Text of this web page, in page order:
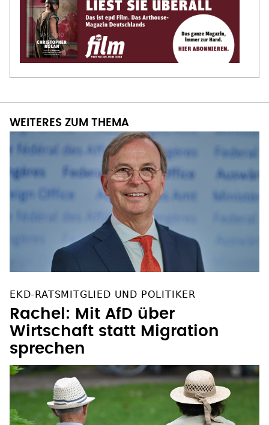
WEITERES ZUM THEMA
EKD-RATSMITGLIED UND POLITIKER
Rachel: Mit AfD über
Wirtschaft statt Migration
sprechen